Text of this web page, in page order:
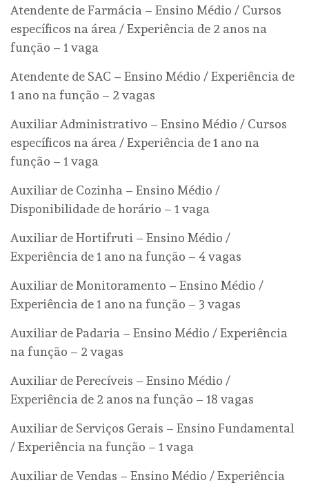
Atendente de Farmácia – Ensino Médio / Cursos
específicos na área / Experiência de 2 anos na
função – 1 vaga
Atendente de SAC – Ensino Médio / Experiência de
1 ano na função – 2 vagas
Auxiliar Administrativo – Ensino Médio / Cursos
específicos na área / Experiência de 1 ano na
função – 1 vaga
Auxiliar de Cozinha – Ensino Médio /
Disponibilidade de horário – 1 vaga
Auxiliar de Hortifruti – Ensino Médio /
Experiência de 1 ano na função – 4 vagas
Auxiliar de Monitoramento – Ensino Médio /
Experiência de 1 ano na função – 3 vagas
Auxiliar de Padaria – Ensino Médio / Experiência
na função – 2 vagas
Auxiliar de Perecíveis – Ensino Médio /
Experiência de 2 anos na função – 18 vagas
Auxiliar de Serviços Gerais – Ensino Fundamental
/ Experiência na função – 1 vaga
Auxiliar de Vendas – Ensino Médio / Experiência